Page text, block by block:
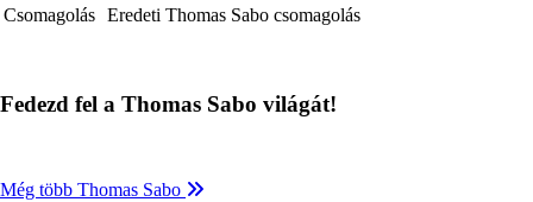
Csomagolás Eredeti Thomas Sabo csomagolás
Fedezd fel a Thomas Sabo világát!
Még több Thomas Sabo